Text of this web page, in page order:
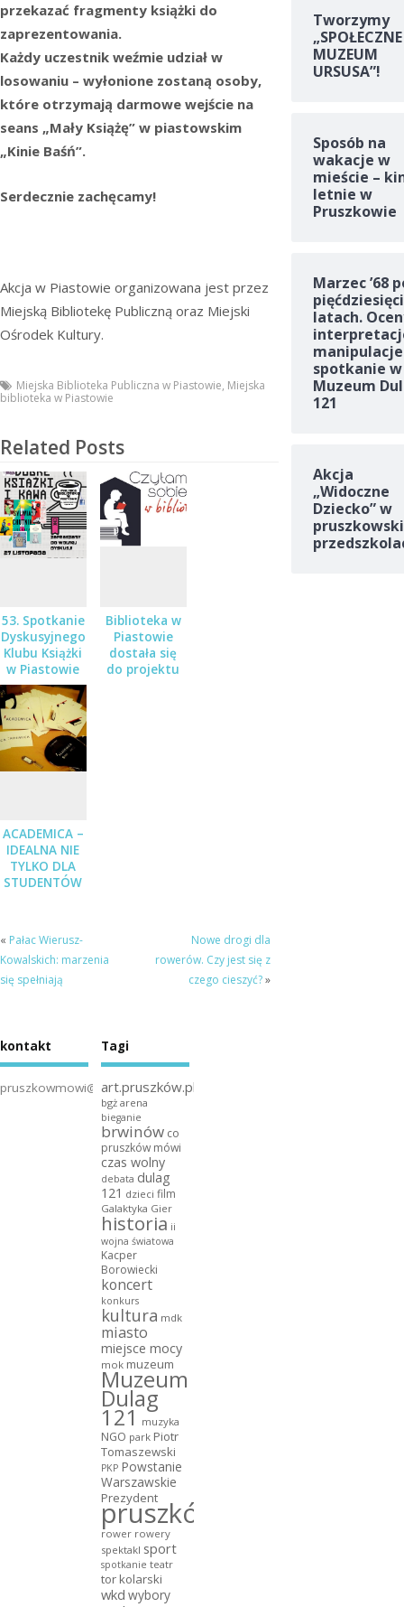
przekazać fragmenty książki do
zaprezentowania.
Każdy uczestnik weźmie udział w
losowaniu – wyłonione zostaną osoby,
które otrzymają darmowe wejście na
seans „Mały Książę” w piastowskim
„Kinie Baśń”.
Serdecznie zachęcamy!
Akcja w Piastowie organizowana jest przez
Miejską Bibliotekę Publiczną oraz Miejski
Ośrodek Kultury.
Miejska Biblioteka Publiczna w Piastowie, Miejska
biblioteka w Piastowie
Related Posts
53. Spotkanie
Dyskusyjnego
Klubu Książki
w Piastowie
Biblioteka w
Piastowie
dostała się
do projektu
ACADEMICA –
IDEALNA NIE
TYLKO DLA
STUDENTÓW
« Pałac Wierusz-
Kowalskich: marzenia
się spełniają
Nowe drogi dla
rowerów. Czy jest się z
czego cieszyć?»
Tworzymy
„SPOŁECZNE
MUZEUM
URSUSA”!
Sposób na
wakacje w
mieście –
letnie w
Pruszkowie
Marzec ’68
latach.
spotkanie w
Muzeum
121
Akcja
„Widoczne
Dziecko” w
kontakt
pruszkowmowi@gmail.com
Tagi
art.pruszków.pl
bgż arena
bieganie
brwinów co
pruszków mówi
czas wolny
debata dulag
121 dzieci film
Galaktyka Gier
historia ii
wojna światowa
Kacper
Borowiecki
koncert
konkurs
kultura mdk
miasto
miejsce mocy
mok muzeum
Muzeum
Dulag
121 muzyka
NGO park Piotr
Tomaszewski
PKP Powstanie
Warszawskie
Prezydent
pruszków
rower rowery
spektakl sport
spotkanie teatr
tor kolarski
wkd wybory